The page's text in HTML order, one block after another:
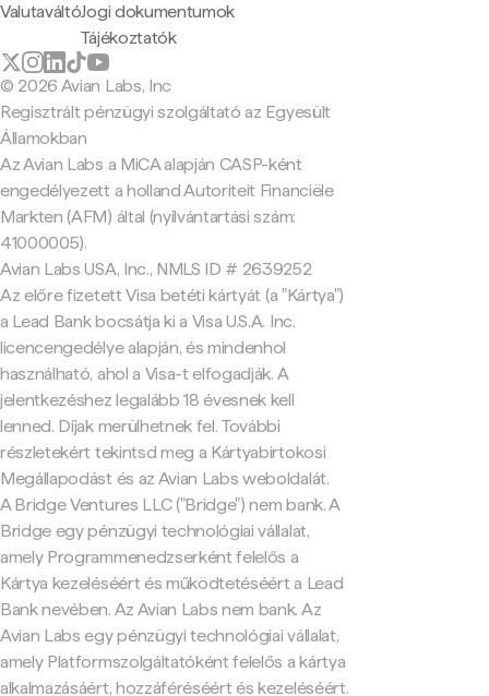
ValutaváltóJogi dokumentumok
Tájékoztatók
© 2026 Avian Labs, Inc
Regisztrált pénzügyi szolgáltató az Egyesült
Államokban
Az Avian Labs a MiCA alapján CASP-ként
engedélyezett a holland Autoriteit Financiële
Markten (AFM) által (nyilvántartási szám:
41000005).
Avian Labs USA, Inc., NMLS ID # 2639252
Az előre fizetett Visa betéti kártyát (a "Kártya")
a Lead Bank bocsátja ki a Visa U.S.A. Inc.
licencengedélye alapján, és mindenhol
használható, ahol a Visa-t elfogadják. A
jelentkezéshez legalább 18 évesnek kell
lenned. Díjak merülhetnek fel. További
részletekért tekintsd meg a Kártyabirtokosi
Megállapodást és az Avian Labs weboldalát.
A Bridge Ventures LLC ("Bridge") nem bank. A
Bridge egy pénzügyi technológiai vállalat,
amely Programmenedzserként felelős a
Kártya kezeléséért és működtetéséért a Lead
Bank nevében. Az Avian Labs nem bank. Az
Avian Labs egy pénzügyi technológiai vállalat,
amely Platformszolgáltatóként felelős a kártya
alkalmazásáért, hozzáféréséért és kezeléséért.